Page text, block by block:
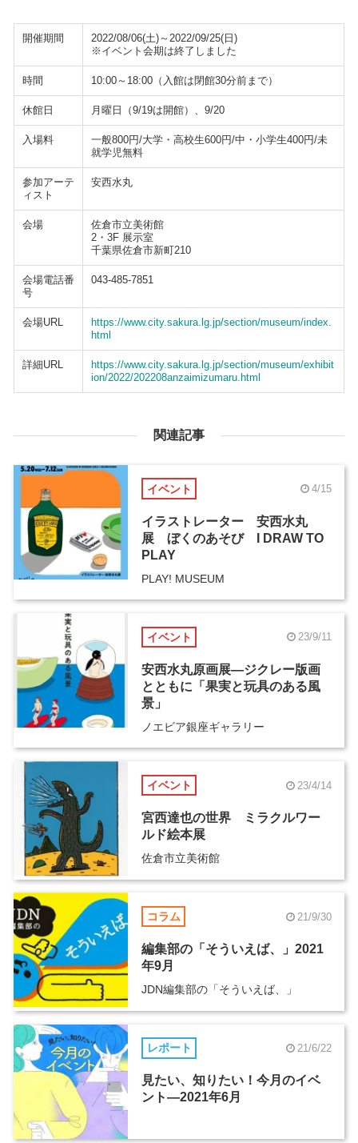
開催期間
2022/08/06(土)～2022/09/25(日)
※イベント会期は終了しました
時間 10:00～18:00（入館は閉館30分前まで）
休館日 月曜日（9/19は開館）、9/20
入場料
一般800円/大学・高校生600円/中・小学生400円/未
就学児無料
参加アーテ
ィスト
安西水丸
会場
佐倉市立美術館
2・3F 展示室
千葉県佐倉市新町210
会場電話番
号
043-485-7851
会場URL
https://www.city.sakura.lg.jp/section/museum/index.
html
詳細URL
https://www.city.sakura.lg.jp/section/museum/exhibit
ion/2022/202208anzaimizumaru.html
関連記事
イベント 4/15
イラストレーター 安西水丸
展 ぼくのあそび I DRAW TO
PLAY
PLAY! MUSEUM
イベント 23/9/11
安西水丸原画展―ジクレー版画
とともに「果実と玩具のある風
景」
ノエビア銀座ギャラリー
イベント 23/4/14
宮西達也の世界 ミラクルワー
ルド絵本展
佐倉市立美術館
コラム 21/9/30
編集部の「そういえば、」2021
年9月
JDN編集部の「そういえば、」
レポート 21/6/22
見たい、知りたい！今月のイベ
ント―2021年6月